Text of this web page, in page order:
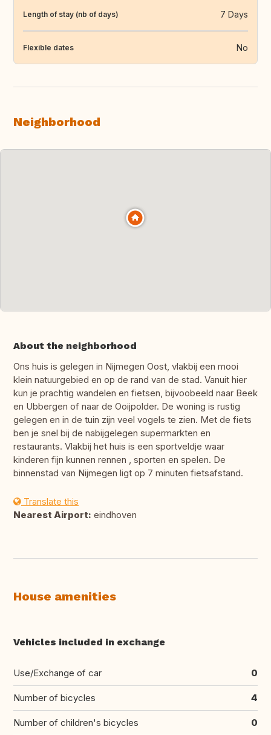
Length of stay (nb of days) 7 Days
Flexible dates No
Neighborhood
About the neighborhood
Ons huis is gelegen in Nijmegen Oost, vlakbij een mooi
klein natuurgebied en op de rand van de stad. Vanuit hier
kun je prachtig wandelen en fietsen, bijvoobeeld naar Beek
en Ubbergen of naar de Ooijpolder. De woning is rustig
gelegen en in de tuin zijn veel vogels te zien. Met de fiets
ben je snel bij de nabijgelegen supermarkten en
restaurants. Vlakbij het huis is een sportveldje waar
kinderen fijn kunnen rennen , sporten en spelen. De
binnenstad van Nijmegen ligt op 7 minuten fietsafstand.
Translate this
Nearest Airport: eindhoven
House amenities
Vehicles included in exchange
Use/Exchange of car 0
Number of bicycles 4
Number of children's bicycles 0